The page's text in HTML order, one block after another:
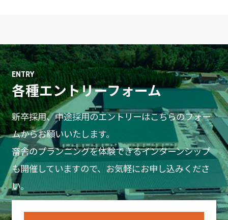
ENTRY
各種エントリーフォーム
新卒採用、中途採用のエントリーはこちらのフォー
ムからお願いいたします。
畜舎のプランニングを体験できるインターンシップ
も開催していますので、お気軽にお申し込みくださ
い。